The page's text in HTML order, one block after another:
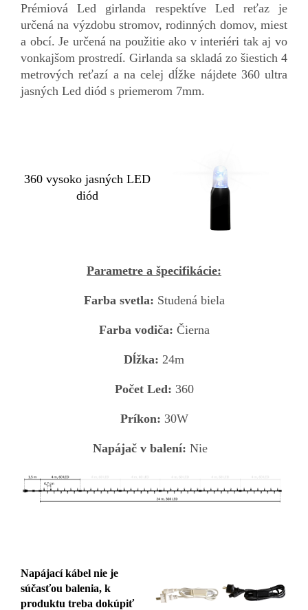
Prémiová Led girlanda respektíve Led reťaz je
určená na výzdobu stromov, rodinných domov, miest
a obcí. Je určená na použitie ako v interiéri tak aj vo
vonkajšom prostredí. Girlanda sa skladá zo šiestich 4
metrových reťazí a na celej dĺžke nájdete 360 ultra
jasných Led diód s priemerom 7mm.
360 vysoko jasných LED
diód
Parametre a špecifikácie:
Farba svetla: Studená biela
Farba vodiča: Čierna
Dĺžka: 24m
Počet Led: 360
Príkon: 30W
Napájač v balení: Nie
Napájací kábel nie je
súčasťou balenia, k
produktu treba dokúpiť